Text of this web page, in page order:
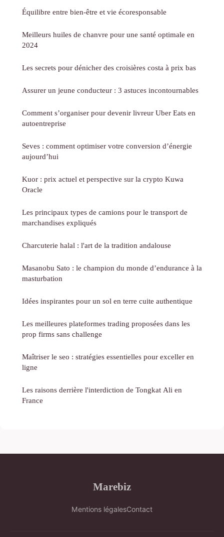
Équilibre entre bien-être et vie écoresponsable
Meilleurs huiles de chanvre pour une santé optimale en
2024
Les secrets pour dénicher des croisières costa à prix bas
Assurer un jeune conducteur : 3 astuces incontournables
Comment s’organiser pour devenir livreur Uber Eats en
autoentreprise
Seves : comment optimiser votre conversion d’énergie
aujourd’hui
Kuor : prix actuel et perspective sur la crypto Kuwa
Oracle
Les principaux types de camions pour le transport de
marchandises expliqués
Charcuterie halal : l'art de la tradition andalouse
Masanobu Sato : le champion du monde d’endurance à la
masturbation
Idées inspirantes pour un sol en terre cuite authentique
Les meilleures plateformes trading proposées dans les
prop firms sans challenge
Maîtriser le seo : stratégies essentielles pour exceller en
ligne
Les raisons derrière l'interdiction de Tongkat Ali en
France
Marebiz
Mentions légalesContact